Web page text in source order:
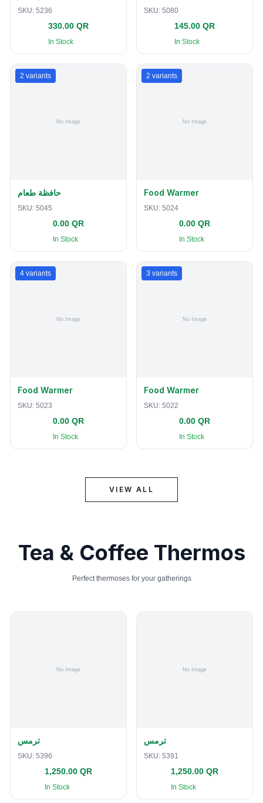
SKU: 5236
330.00 QR
In Stock
SKU: 5080
145.00 QR
In Stock
2 variants
حافظة طعام
SKU: 5045
0.00 QR
In Stock
2 variants
Food Warmer
SKU: 5024
0.00 QR
In Stock
4 variants
Food Warmer
SKU: 5023
0.00 QR
In Stock
3 variants
Food Warmer
SKU: 5022
0.00 QR
In Stock
VIEW ALL
Tea & Coffee Thermos
Perfect thermoses for your gatherings
ترمس
SKU: 5396
1,250.00 QR
In Stock
ترمس
SKU: 5391
1,250.00 QR
In Stock